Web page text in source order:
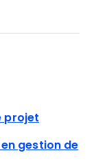
projet
gestion de